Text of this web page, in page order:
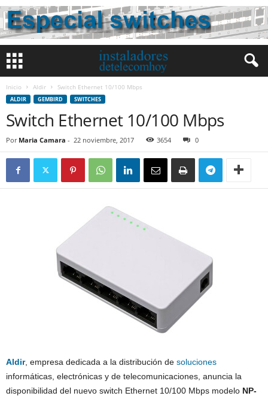
Inicio Aldir Switch Ethernet 10/100 Mbps
ALDIR GEMBIRD SWITCHES
Switch Ethernet 10/100 Mbps
Por Maria Camara - 22 noviembre, 2017 3654 0
Aldir, empresa dedicada a la distribución de soluciones
informáticas, electrónicas y de telecomunicaciones, anuncia la
disponibilidad del nuevo switch Ethernet 10/100 Mbps modelo NP-